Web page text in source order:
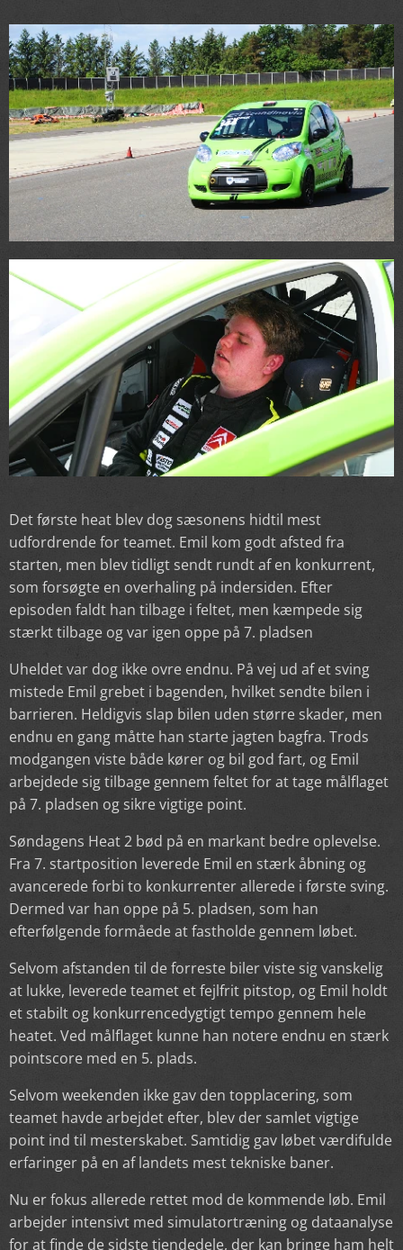
Det første heat blev dog sæsonens hidtil mest
udfordrende for teamet. Emil kom godt afsted fra
starten, men blev tidligt sendt rundt af en konkurrent,
som forsøgte en overhaling på indersiden. Efter
episoden faldt han tilbage i feltet, men kæmpede sig
stærkt tilbage og var igen oppe på 7. pladsen
Uheldet var dog ikke ovre endnu. På vej ud af et sving
mistede Emil grebet i bagenden, hvilket sendte bilen i
barrieren. Heldigvis slap bilen uden større skader, men
endnu en gang måtte han starte jagten bagfra. Trods
modgangen viste både kører og bil god fart, og Emil
arbejdede sig tilbage gennem feltet for at tage målflaget
på 7. pladsen og sikre vigtige point.
Søndagens Heat 2 bød på en markant bedre oplevelse.
Fra 7. startposition leverede Emil en stærk åbning og
avancerede forbi to konkurrenter allerede i første sving.
Dermed var han oppe på 5. pladsen, som han
efterfølgende formåede at fastholde gennem løbet.
Selvom afstanden til de forreste biler viste sig vanskelig
at lukke, leverede teamet et fejlfrit pitstop, og Emil holdt
et stabilt og konkurrencedygtigt tempo gennem hele
heatet. Ved målflaget kunne han notere endnu en stærk
pointscore med en 5. plads.
Selvom weekenden ikke gav den topplacering, som
teamet havde arbejdet efter, blev der samlet vigtige
point ind til mesterskabet. Samtidig gav løbet værdifulde
erfaringer på en af landets mest tekniske baner.
Nu er fokus allerede rettet mod de kommende løb. Emil
arbejder intensivt med simulatortræning og dataanalyse
for at finde de sidste tiendedele, der kan bringe ham helt